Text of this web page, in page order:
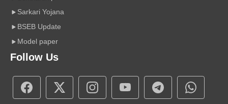
Sarkari Yojana
BSEB Update
Model paper
Follow Us